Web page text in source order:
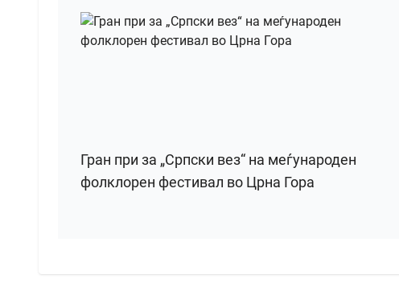
Гран при за „Српски вез“ на меѓународен
фолклорен фестивал во Црна Гора